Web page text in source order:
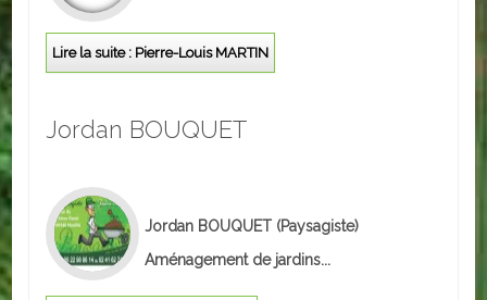
Lire la suite : Pierre-Louis MARTIN
Jordan BOUQUET
Jordan BOUQUET (Paysagiste)
Aménagement de jardins...